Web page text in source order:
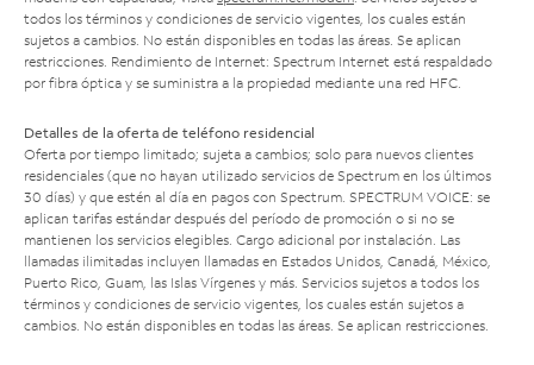
todos los términos y condiciones de servicio vigentes, los cuales están
sujetos a cambios. No están disponibles en todas las áreas. Se aplican
restricciones. Rendimiento de Internet: Spectrum Internet está respaldado
por fibra óptica y se suministra a la propiedad mediante una red HFC.
Detalles de la oferta de teléfono residencial
Oferta por tiempo limitado; sujeta a cambios; solo para nuevos clientes
residenciales (que no hayan utilizado servicios de Spectrum en los últimos
30 días) y que estén al día en pagos con Spectrum. SPECTRUM VOICE: se
aplican tarifas estándar después del período de promoción o si no se
mantienen los servicios elegibles. Cargo adicional por instalación. Las
llamadas ilimitadas incluyen llamadas en Estados Unidos, Canadá, México,
Puerto Rico, Guam, las Islas Vírgenes y más. Servicios sujetos a todos los
términos y condiciones de servicio vigentes, los cuales están sujetos a
cambios. No están disponibles en todas las áreas. Se aplican restricciones.